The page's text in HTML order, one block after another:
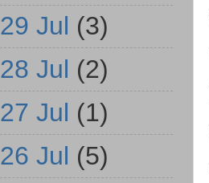
29 Jul (3)
28 Jul (2)
27 Jul (1)
26 Jul (5)